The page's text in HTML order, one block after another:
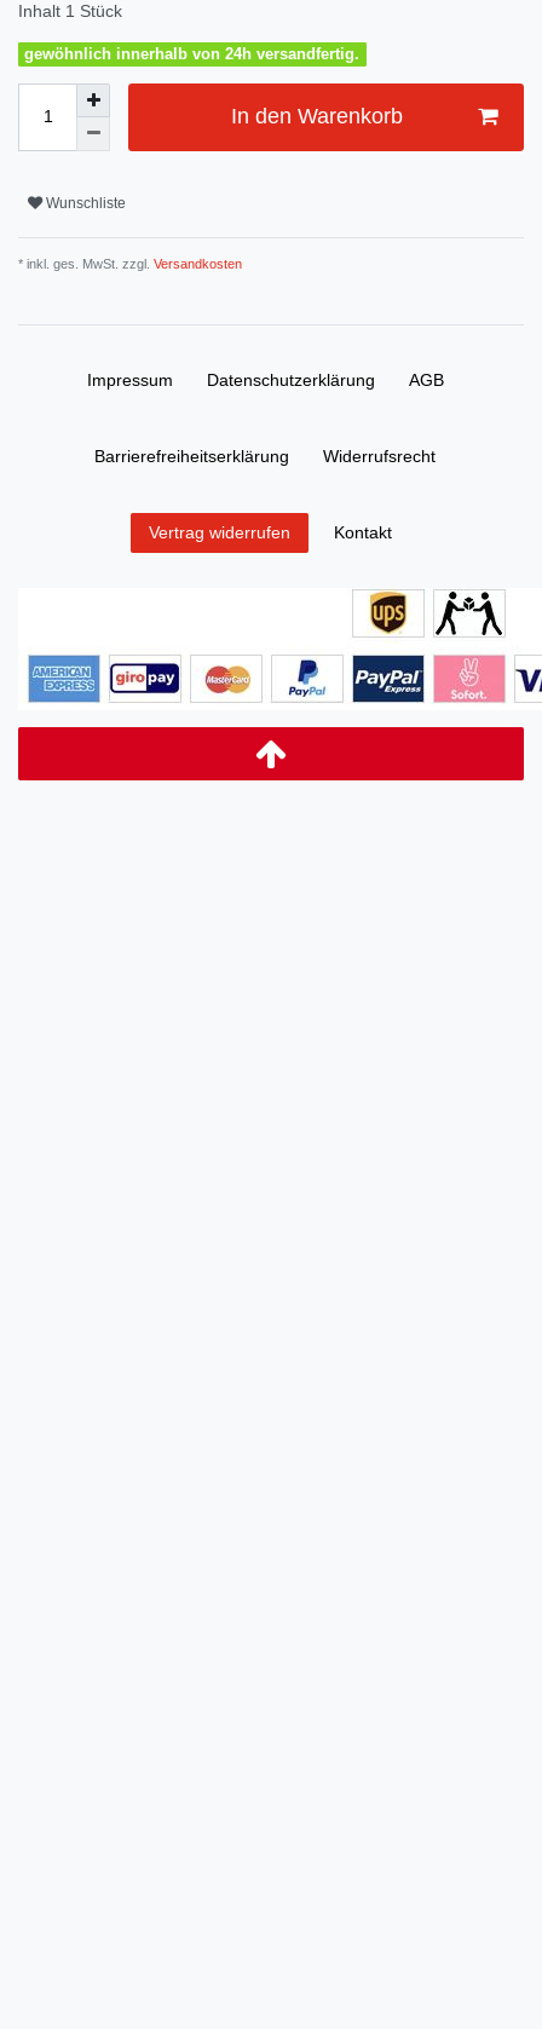
Inhalt 1 Stück
gewöhnlich innerhalb von 24h versandfertig.
In den Warenkorb
Wunschliste
* inkl. ges. MwSt. zzgl. Versandkosten
Impressum Daten­schutz­erklärung AGB
Barrierefreiheitserklärung Widerrufs­recht
Vertrag widerrufen Kontakt